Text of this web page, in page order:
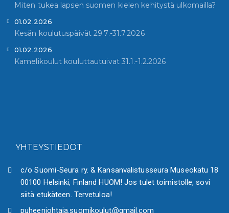
Miten tukea lapsen suomen kielen kehitystä ulkomailla?
01.02.2026
Kesän koulutuspäivät 29.7.-31.7.2026
01.02.2026
Kamelikoulut kouluttautuivat 31.1.-1.2.2026
YHTEYSTIEDOT
c/o Suomi-Seura ry. & Kansanvalistusseura Museokatu 18
00100 Helsinki, Finland HUOM! Jos tulet toimistolle, sovi
siitä etukäteen. Tervetuloa!
puheenjohtaja.suomikoulut@gmail.com